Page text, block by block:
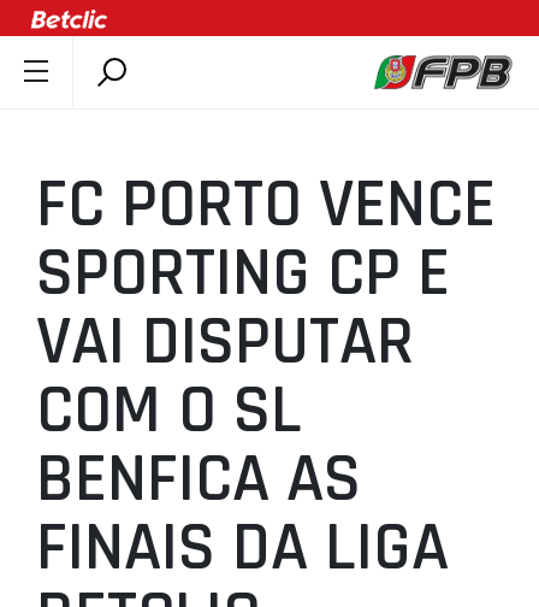
ÚLTIMAS
COMPETIÇÕES
ASSOCIAÇÕES
CLUBES
AGENTES
AGENDA
SELEÇÕES
MINIBASQUETE
ÁREA TÉCNICA
PROJETOS
FC PORTO VENCE
SPORTING CP E
VAI DISPUTAR
COM O SL
BENFICA AS
FINAIS DA LIGA